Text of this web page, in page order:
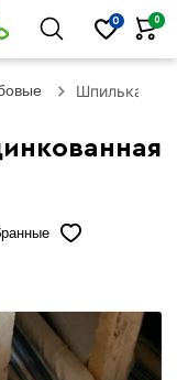
0 0
Шпилька